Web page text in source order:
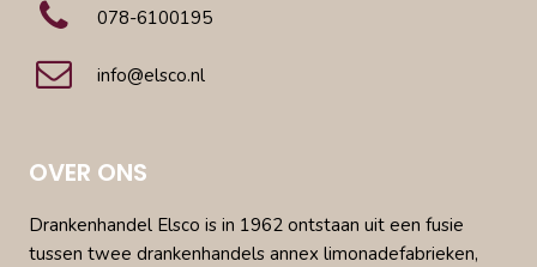
078-6100195
info@elsco.nl
OVER ONS
Drankenhandel Elsco is in 1962 ontstaan uit een fusie
tussen twee drankenhandels annex limonadefabrieken,